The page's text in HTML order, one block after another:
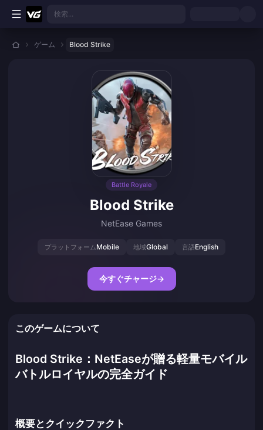
メインコンテンツへスキップ
検索...
ゲーム Blood Strike
Battle Royale
Blood Strike
NetEase Games
プラットフォームMobile 地域Global 言語English
今すぐチャージ→
このゲームについて
Blood Strike：NetEaseが贈る軽量モバイル
バトルロイヤルの完全ガイド
概要とクイックファクト